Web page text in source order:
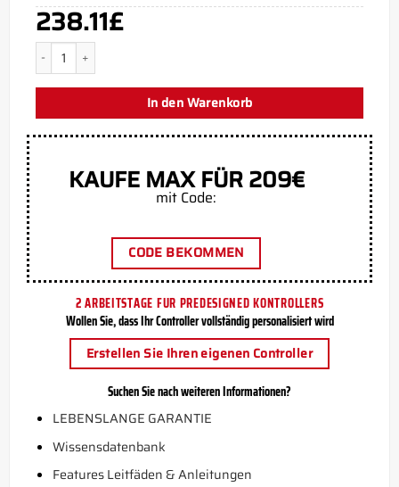
238.11£
SAVYULTRAS90 PS5 Aim Controller Menge
In den Warenkorb
KAUFE MAX FÜR 209€
mit Code:
CODE BEKOMMEN
2 ARBEITSTAGE FUR PREDESIGNED KONTROLLERS
Wollen Sie, dass Ihr Controller vollständig personalisiert wird
Erstellen Sie Ihren eigenen Controller
Suchen Sie nach weiteren Informationen?
LEBENSLANGE GARANTIE
Wissensdatenbank
Features Leitfäden & Anleitungen